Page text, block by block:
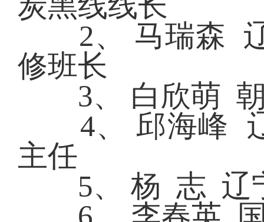
2、 马瑞森 辽
修班长
3、 白欣萌 朝
4、 邱海峰 辽
主任
5、 杨 志 辽宁